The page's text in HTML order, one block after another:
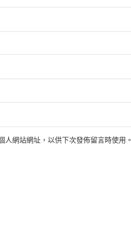
人網站網址，以供下次發佈留言時使用。